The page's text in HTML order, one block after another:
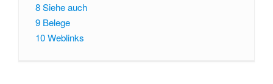
8Siehe auch
9 Belege
10Weblinks